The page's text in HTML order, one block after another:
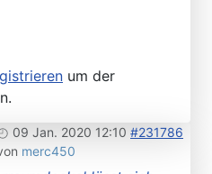
um der
09 Jan. 2020 12:10 #231786
merc450